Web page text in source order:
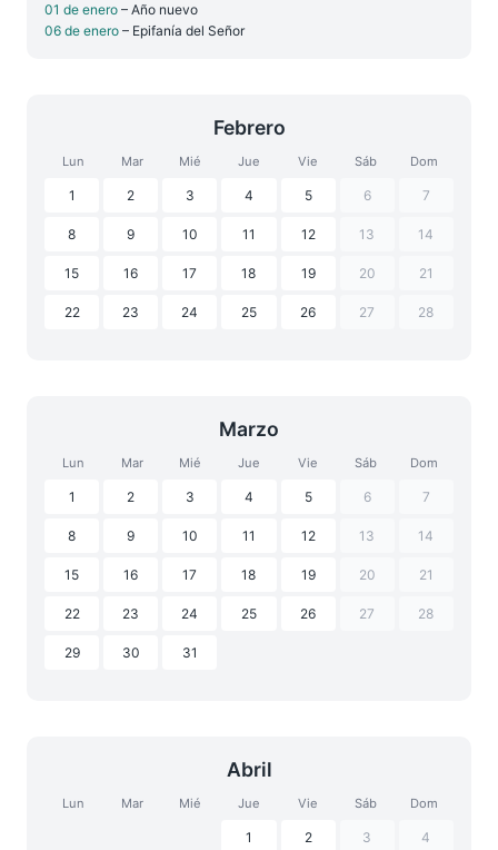
01 de enero – Año nuevo
06 de enero – Epifanía del Señor
Febrero
Lun Mar Mié Jue Vie Sáb Dom
1 2 3 4 5 6 7
8 9 10 11 12 13 14
15 16 17 18 19 20 21
22 23 24 25 26 27 28
Marzo
Lun Mar Mié Jue Vie Sáb Dom
1 2 3 4 5 6 7
8 9 10 11 12 13 14
15 16 17 18 19 20 21
22 23 24 25 26 27 28
29 30 31
Abril
Lun Mar Mié Jue Vie Sáb Dom
1 2 3 4